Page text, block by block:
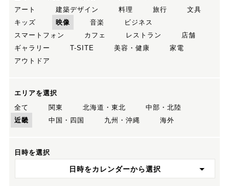
アート
建築デザイン 料理 旅行
文具
キッズ
映像 音楽
ビジネス
スマートフォン
カフェ レストラン
店舗
ギャラリー
T-SITE 美容・健康
家電
アウトドア
エリアを選択
全て
関東 北海道・東北
中部・北陸
近畿
中国・四国 九州・沖縄 海外
日時を選択
日時をカレンダーから選択